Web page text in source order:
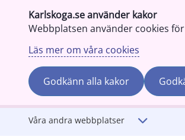
Karlskoga.se använder kakor
Webbplatsen använder cookies
Läs mer om våra cookies
Godkänn alla kakor
Gå till innehåll
Våra andra webbplatser